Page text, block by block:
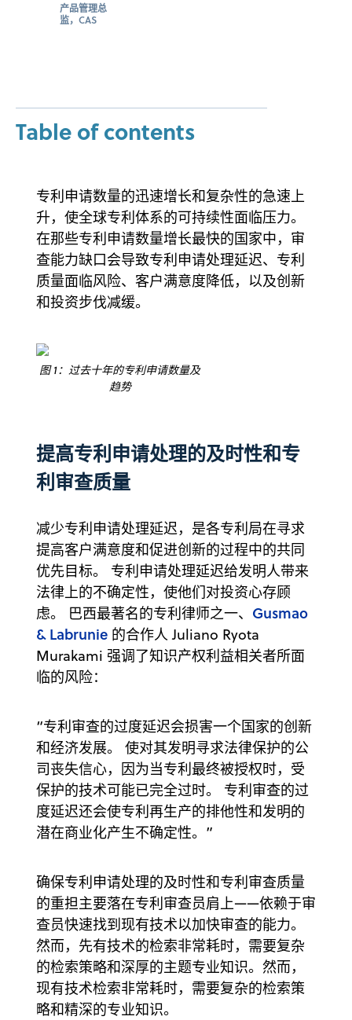
产品管理总
监，CAS
Table of contents
专利申请数量的迅速增长和复杂性的急速上
升，使全球专利体系的可持续性面临压力。
在那些专利申请数量增长最快的国家中，审
查能力缺口会导致专利申请处理延迟、专利
质量面临风险、客户满意度降低，以及创新
和投资步伐减缓。
图 1：过去十年的专利申请数量及
趋势
提高专利申请处理的及时性和专
利审查质量
减少专利申请处理延迟，是各专利局在寻求
提高客户满意度和促进创新的过程中的共同
优先目标。 专利申请处理延迟给发明人带来
法律上的不确定性，使他们对投资心存顾
虑。 巴西最著名的专利律师之一、 Gusmao
& Labrunie 的合作人 Juliano Ryota
Murakami 强调了知识产权利益相关者所面
临的风险：
“专利审查的过度延迟会损害一个国家的创新
和经济发展。 使对其发明寻求法律保护的公
司丧失信心，因为当专利最终被授权时，受
保护的技术可能已完全过时。 专利审查的过
度延迟还会使专利再生产的排他性和发明的
潜在商业化产生不确定性。”
确保专利申请处理的及时性和专利审查质量
的重担主要落在专利审查员肩上——依赖于审
查员快速找到现有技术以加快审查的能力。
然而，先有技术的检索非常耗时，需要复杂
的检索策略和深厚的主题专业知识。然而，
现有技术检索非常耗时，需要复杂的检索策
略和精深的专业知识。